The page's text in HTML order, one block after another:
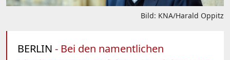
Bild: KNA/Harald Oppitz
BERLIN - Bei den namentlichen